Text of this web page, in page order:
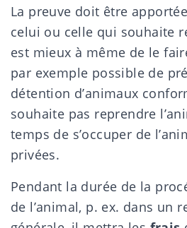
La preuve doit être
celui ou celle qui souhaite
est mieux à même de le
par exemple possible de
détention d’animaux
souhaite pas reprendre
temps de s’occuper de
privées.
Pendant la durée de la
de l’animal, p. ex. dans un